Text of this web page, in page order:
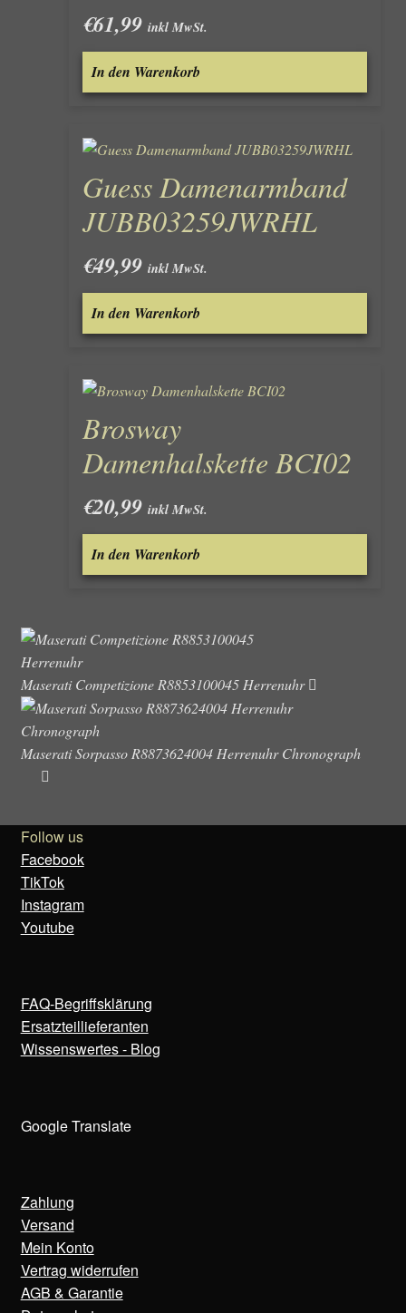
€61,99 inkl MwSt.
In den Warenkorb
Guess Damenarmband
JUBB03259JWRHL
€49,99 inkl MwSt.
In den Warenkorb
Brosway
Damenhalskette BCI02
€20,99 inkl MwSt.
In den Warenkorb
Maserati Competizione R8853100045 Herrenuhr
Maserati Sorpasso R8873624004 Herrenuhr Chronograph
Follow us
Facebook
TikTok
Instagram
Youtube
FAQ-Begriffsklärung
Ersatzteillieferanten
Wissenswertes - Blog
Google Translate
Zahlung
Versand
Mein Konto
Vertrag widerrufen
AGB & Garantie